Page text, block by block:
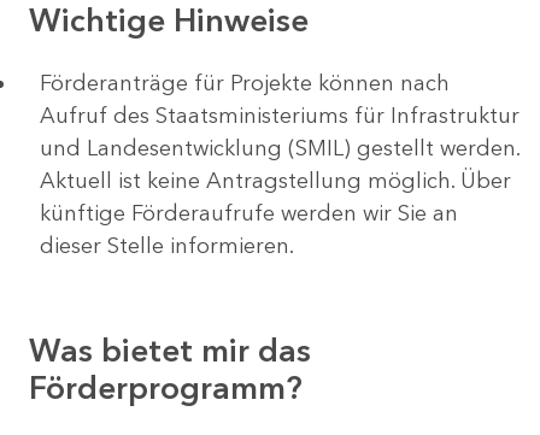
Wichtige Hinweise
Förderanträge für Projekte können nach
Aufruf des Staatsministeriums für Infrastruktur
und Landesentwicklung (SMIL) gestellt werden.
Aktuell ist keine Antragstellung möglich. Über
künftige Förderaufrufe werden wir Sie an
dieser Stelle informieren.
Was bietet mir das
Förderprogramm?